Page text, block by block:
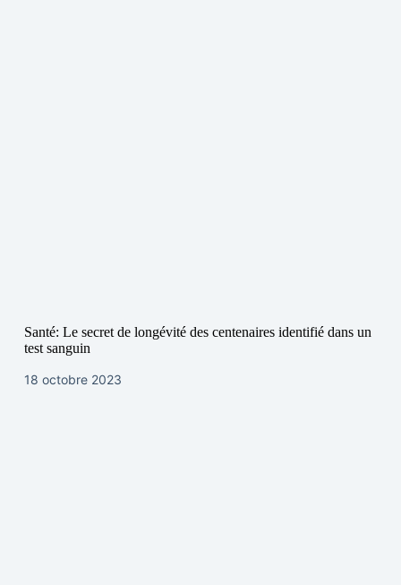
Santé: Le secret de longévité des centenaires identifié dans un
test sanguin
18 octobre 2023